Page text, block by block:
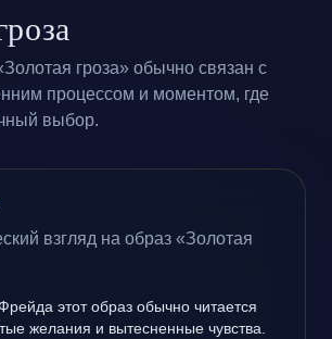
гроза» обычно связан с
процессом и моментом, где
выбор.
взгляд на образ «Золотая
этот образ обычно читается
желания и вытесненные чувства.